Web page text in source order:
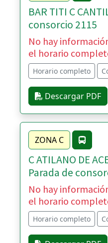
BAR TITI C
consorcio 2115
No hay
el horario
Horario completo
Descargar PDF
ZONA C
C ATILANO DE
Parada de
No hay
el horario
Horario completo